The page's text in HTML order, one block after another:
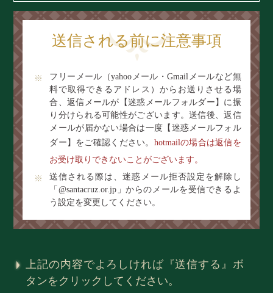
送信される前に注意事項
フリーメール（yahooメール・Gmailメールなど無
料で取得できるアドレス）からお送りさせる場
合、返信メールが【迷惑メールフォルダー】に振
り分けられる可能性がございます。送信後、返信
メールが届かない場合は一度【迷惑メールフォル
ダー】をご確認ください。 hotmailの場合は返信を
お受け取りできないことがございます。
送信される際は、迷惑メール拒否設定を解除し
「@santacruz.or.jp」からのメールを受信できるよ
う設定を変更してください。
上記の内容でよろしければ『送信する』ボ
タンをクリックしてください。